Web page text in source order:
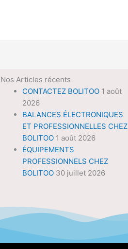
Nos Articles récents
CONTACTEZ BOLITOO 1 août
2026
BALANCES ÉLECTRONIQUES
ET PROFESSIONNELLES CHEZ
BOLITOO 1 août 2026
ÉQUIPEMENTS
PROFESSIONNELS CHEZ
BOLITOO 30 juillet 2026